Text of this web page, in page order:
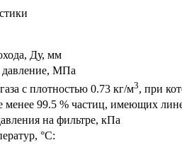
Ду, мм
давление, МПа
с плотностью 0.73 кг/м3, при
менее 99.5 % частиц, имеющих
на фильтре, кПа
°С: